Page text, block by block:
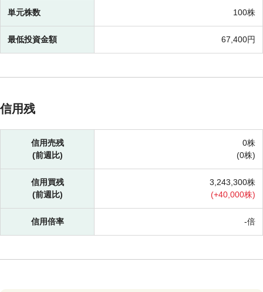
単元株数 100株
最低投資金額 67,400円
信用残
信用売残
(前週比)
0株
(0株)
信用買残
(前週比)
3,243,300株
(+40,000株)
信用倍率 -倍